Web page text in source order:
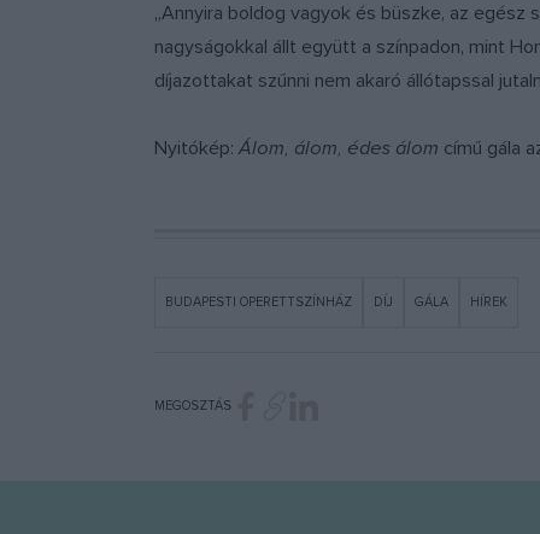
„Annyira boldog vagyok és büszke, az egész
nagyságokkal állt együtt a színpadon, mint
díjazottakat szűnni nem akaró állótapssal
Nyitókép:Álom, álom, édes álom című gála
BUDAPESTI OPERETTSZÍNHÁZ DÍJ GÁLA HÍREK
MEGOSZTÁS